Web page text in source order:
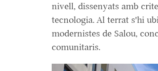
nivell, dissenyats amb
tecnologia. Al terrat s'hi
modernistes de Salou,
comunitaris.